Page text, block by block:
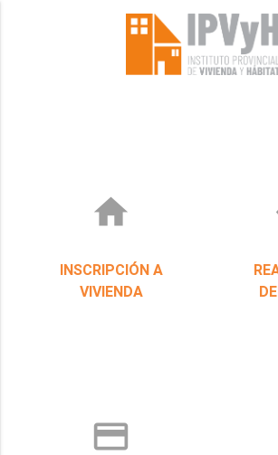
home
INSCRIPCIÓN A
VIVIENDA
credit_card